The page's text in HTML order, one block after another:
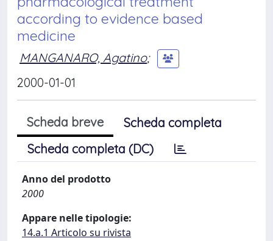
according to evidence based
medicine
MANGANARO, Agatino;
2000-01-01
Scheda breve
Scheda completa
Scheda completa (DC)
Anno del prodotto
2000
Appare nelle tipologie:
14.a.1 Articolo su rivista